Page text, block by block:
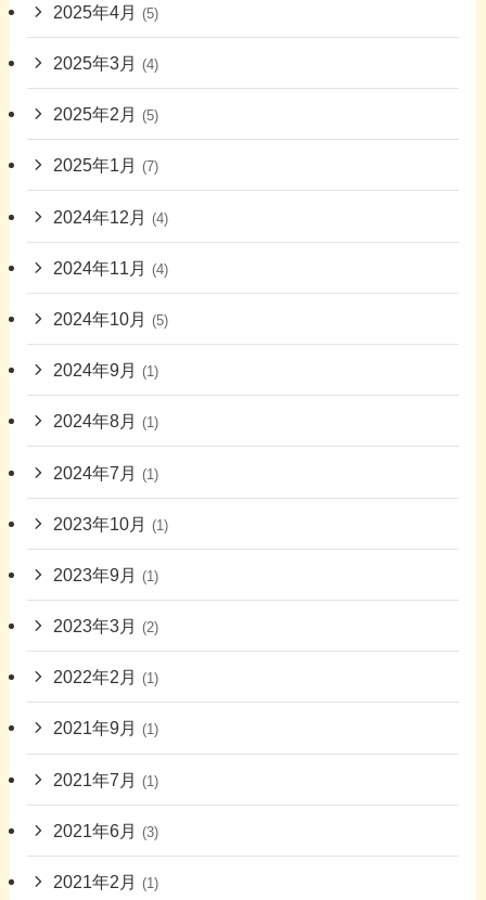
2025年4月 (5)
2025年3月 (4)
2025年2月 (5)
2025年1月 (7)
2024年12月 (4)
2024年11月 (4)
2024年10月 (5)
2024年9月 (1)
2024年8月 (1)
2024年7月 (1)
2023年10月 (1)
2023年9月 (1)
2023年3月 (2)
2022年2月 (1)
2021年9月 (1)
2021年7月 (1)
2021年6月 (3)
2021年2月 (1)